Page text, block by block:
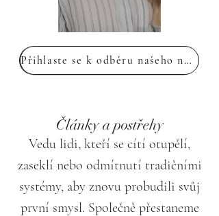
Přihlaste se k odběru našeho newsletteru
Články a postřehy
Vedu lidi, kteří se cítí otupělí,
zaseklí nebo odmítnutí tradičními
systémy, aby znovu probudili svůj
první smysl. Společně přestaneme